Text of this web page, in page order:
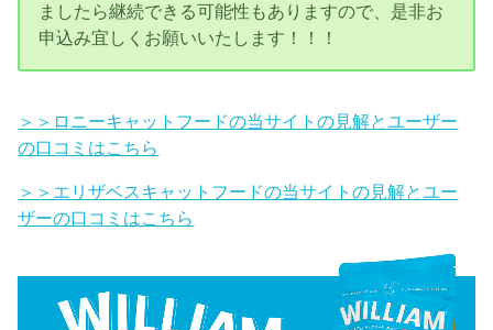
ましたら継続できる可能性もありますので、是非お
申込み宜しくお願いいたします！！！
＞＞ロニーキャットフードの当サイトの見解とユーザー
の口コミはこちら
＞＞エリザベスキャットフードの当サイトの見解とユー
ザーの口コミはこちら